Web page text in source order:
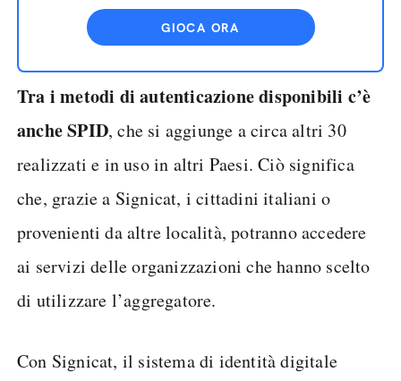
GIOCA ORA
Tra i metodi di autenticazione disponibili c’è
anche SPID, che si aggiunge a circa altri 30
realizzati e in uso in altri Paesi. Ciò significa
che, grazie a Signicat, i cittadini italiani o
provenienti da altre località, potranno accedere
ai servizi delle organizzazioni che hanno scelto
di utilizzare l’aggregatore.
Con Signicat, il sistema di identità digitale